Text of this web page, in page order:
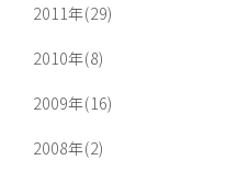
2011年(29)
2010年(8)
2009年(16)
2008年(2)